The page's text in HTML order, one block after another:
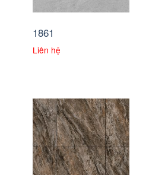
1861
Liên hệ